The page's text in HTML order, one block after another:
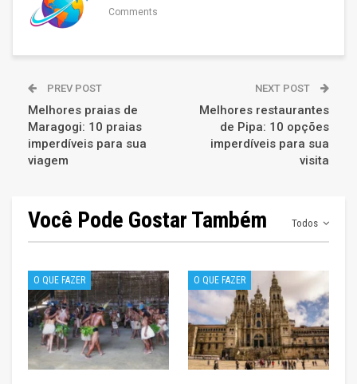
Comments
PREV POST
Melhores praias de
Maragogi: 10 praias
imperdíveis para sua
viagem
NEXT POST
Melhores restaurantes
de Pipa: 10 opções
imperdíveis para sua
visita
Todos
Você Pode Gostar Também
O QUE FAZER O QUE FAZER